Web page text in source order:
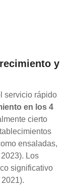
y
servicio rápido
en los 4
cierto
ensaladas,
Los
significativo